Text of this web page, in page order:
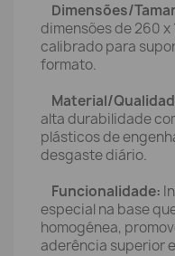
Dimensões/
dimensões de 260
calibrado para
formato.
Material/
alta durabilidade
plásticos de
desgaste diário.
Funcionalidade:
especial na base
homogénea,
aderência superior